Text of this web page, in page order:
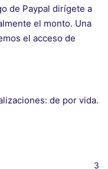
de Paypal dirígete a
el monto. Una
el acceso de
de por vida.
3